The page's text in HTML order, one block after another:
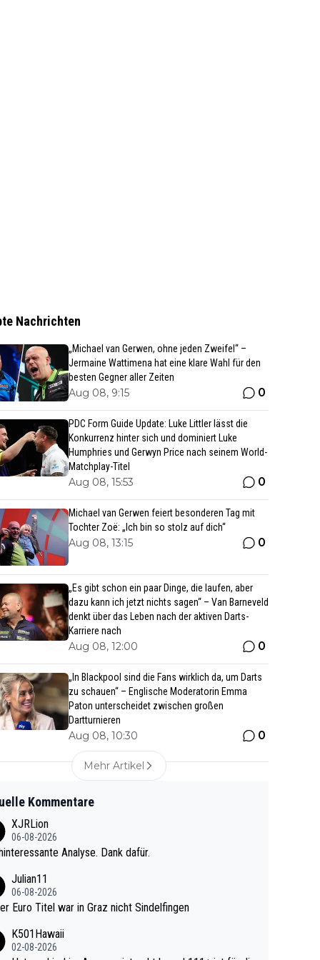
Nachrichten
„Michael van Gerwen, ohne jeden Zweifel“ –
Jermaine Wattimena hat eine klare Wahl für den
besten Gegner aller Zeiten
Aug 08, 9:15 0
PDC Form Guide Update: Luke Littler lässt die
Konkurrenz hinter sich und dominiert Luke
Humphries und Gerwyn Price nach seinem World-
Matchplay-Titel
Aug 08, 15:53 0
Michael van Gerwen feiert besonderen Tag mit
Tochter Zoë: „Ich bin so stolz auf dich“
Aug 08, 13:15 0
„Es gibt schon ein paar Dinge, die laufen, aber
dazu kann ich jetzt nichts sagen“ – Van Barneveld
denkt über das Leben nach der aktiven Darts-
Karriere nach
Aug 08, 12:00 0
„In Blackpool sind die Fans wirklich da, um Darts
zu schauen“ – Englische Moderatorin Emma
Paton unterscheidet zwischen großen
Dartturnieren
Aug 08, 10:30 0
Mehr Artikel
Kommentare
XJRLion
06-08-2026
Analyse. Dank dafür.
Julian11
06-08-2026
Euro Titel war in Graz nicht Sindelfingen
K501Hawaii
02-08-2026